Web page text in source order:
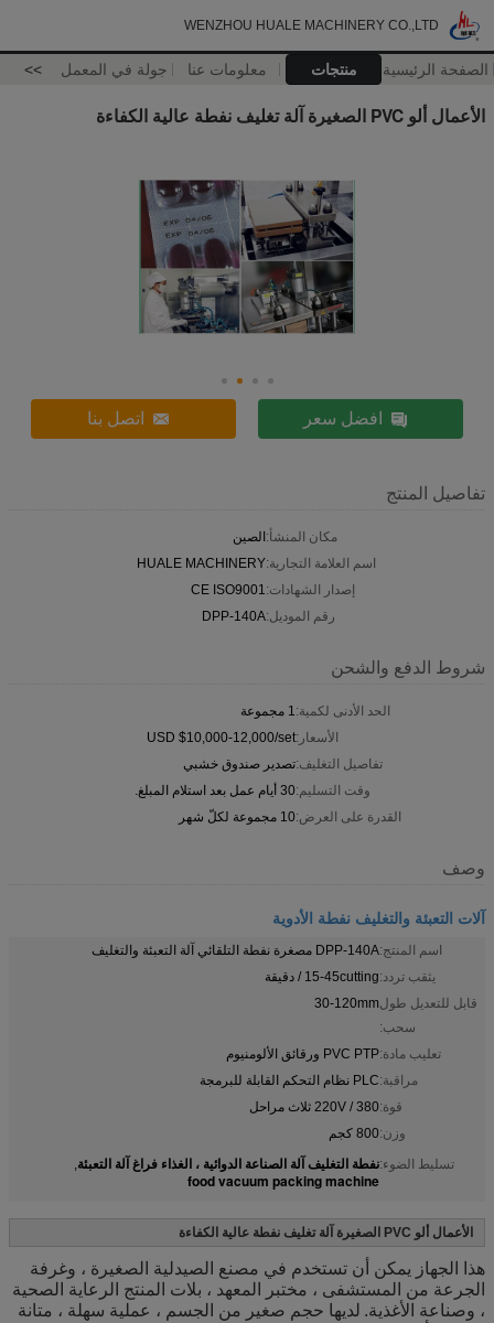
WENZHOU HUALE MACHINERY CO.,LTD
الصفحة الرئيسية منتجات معلومات عنا جولة في المعمل >>
الأعمال ألو PVC الصغيرة آلة تغليف نفطة عالية الكفاءة
افضل سعر اتصل بنا
تفاصيل المنتج
مكان المنشأ:الصين
اسم العلامة التجارية:HUALE MACHINERY
إصدار الشهادات:CE ISO9001
رقم الموديل:DPP-140A
شروط الدفع والشحن
الحد الأدنى لكمية:1 مجموعة
الأسعار:USD $10,000-12,000/set
تفاصيل التغليف:تصدير صندوق خشبي
وقت التسليم:30 أيام عمل بعد استلام المبلغ.
القدرة على العرض:10 مجموعة لكلّ شهر
وصف
آلات التعبئة والتغليف نفطة الأدوية
اسم المنتج:DPP-140A مصغرة نفطة التلقائي آلة التعبئة والتغليف
يثقب تردد:15-45cutting / دقيقة
قابل للتعديل طول
سحب:
30-120mm
تعليب مادة:PVC PTP ورقائق الألومنيوم
مراقبة:PLC نظام التحكم القابلة للبرمجة
قوة:380 / 220V ثلاث مراحل
وزن:800 كجم
تسليط الضوء:نفطة التغليف آلة الصناعة الدوائية ، الغذاء فراغ آلة التعبئة,
food vacuum packing machine
الأعمال ألو PVC الصغيرة آلة تغليف نفطة عالية الكفاءة
هذا الجهاز يمكن أن تستخدم في مصنع الصيدلية الصغيرة ، وغرفة
الجرعة من المستشفى ، مختبر المعهد ، بلات المنتج الرعاية الصحية
، وصناعة الأغذية. لديها حجم صغير من الجسم ، عملية سهلة ، متانة